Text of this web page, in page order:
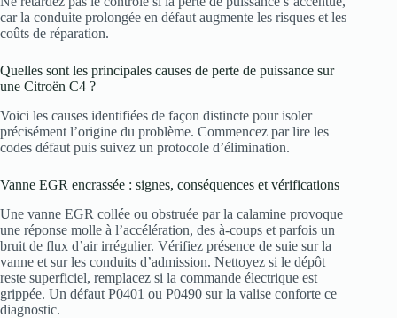
car la conduite prolongée en défaut augmente les risques et les
coûts de réparation.
Quelles sont les principales causes de perte de puissance sur
une Citroën C4 ?
Voici les causes identifiées de façon distincte pour isoler
précisément l’origine du problème. Commencez par lire les
codes défaut puis suivez un protocole d’élimination.
Vanne EGR encrassée : signes, conséquences et vérifications
Une vanne EGR collée ou obstruée par la calamine provoque
une réponse molle à l’accélération, des à-coups et parfois un
bruit de flux d’air irrégulier. Vérifiez présence de suie sur la
vanne et sur les conduits d’admission. Nettoyez si le dépôt
reste superficiel, remplacez si la commande électrique est
grippée. Un défaut P0401 ou P0490 sur la valise conforte ce
diagnostic.